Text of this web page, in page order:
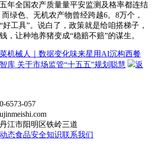
年全国农产质量量平安监测及格率都连结
绿色、无机农产物曾经跨越6。8万个，
工具”。说白了，政策就是给咱搭梯子，
，让种地养猪变成“稳赔不赔”的谋生。
机械人｜数据变化味来星用AI沉构西餐
库 关于市场监管“十五五”规划聪慧
返
6573-057
江市阳明区铁岭三道
态食品安全知识联系我们